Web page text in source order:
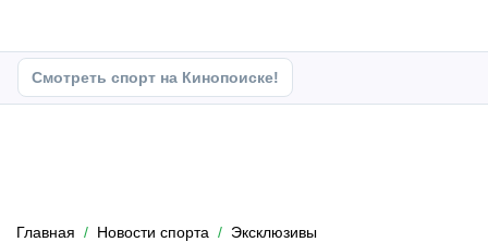
Смотреть спорт на Кинопоиске!
Главная Новости спорта Эксклюзивы